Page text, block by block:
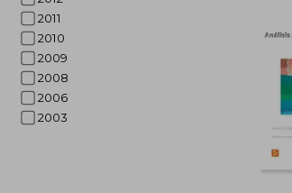
2011
2010
2009
2008
2006
2003